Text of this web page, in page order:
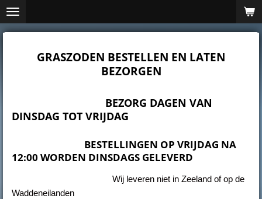
Ga
direct
GRASZODEN BESTELLEN EN LATEN
BEZORGEN
BEZORG DAGEN VAN
DINSDAG TOT VRIJDAG
BESTELLINGEN OP VRIJDAG NA
12:00 WORDEN DINSDAGS GELEVERD
Wij leveren niet in Zeeland of op de
Waddeneilanden